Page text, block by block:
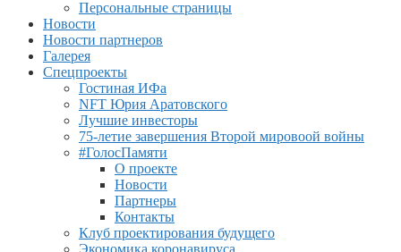
Персональные страницы
Новости
Новости партнеров
Галерея
Спецпроекты
Гостиная ИФа
NFT Юрия Аратовского
Лучшие инвесторы
75-летие завершения Второй мировоой войны
#ГолосПамяти
О проекте
Новости
Партнеры
Контакты
Клуб проектирования будущего
Экономика коронавируса